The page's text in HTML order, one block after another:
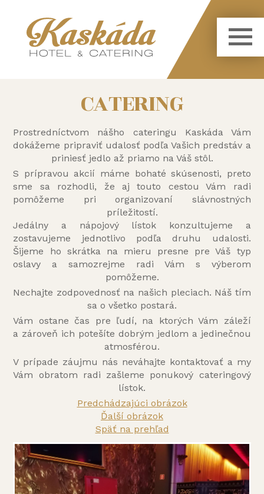
CATERING
Prostredníctvom nášho cateringu Kaskáda Vám
dokážeme pripraviť udalosť podľa Vašich predstáv a
priniesť jedlo až priamo na Váš stôl.
S prípravou akcií máme bohaté skúsenosti, preto
sme sa rozhodli, že aj touto cestou Vám radi
pomôžeme pri organizovaní slávnostných
príležitostí.
Jedálny a nápojový lístok konzultujeme a
zostavujeme jednotlivo podľa druhu udalosti.
Šijeme ho skrátka na mieru presne pre Váš typ
oslavy a samozrejme radi Vám s výberom
pomôžeme.
Nechajte zodpovednosť na našich pleciach. Náš tím
sa o všetko postará.
Vám ostane čas pre ľudí, na ktorých Vám záleží
a zároveň ich potešíte dobrým jedlom a jedinečnou
atmosférou.
V prípade záujmu nás neváhajte kontaktovať a my
Vám obratom radi zašleme ponukový cateringový
lístok.
Predchádzajúci obrázok
Ďalší obrázok
Späť na prehľad